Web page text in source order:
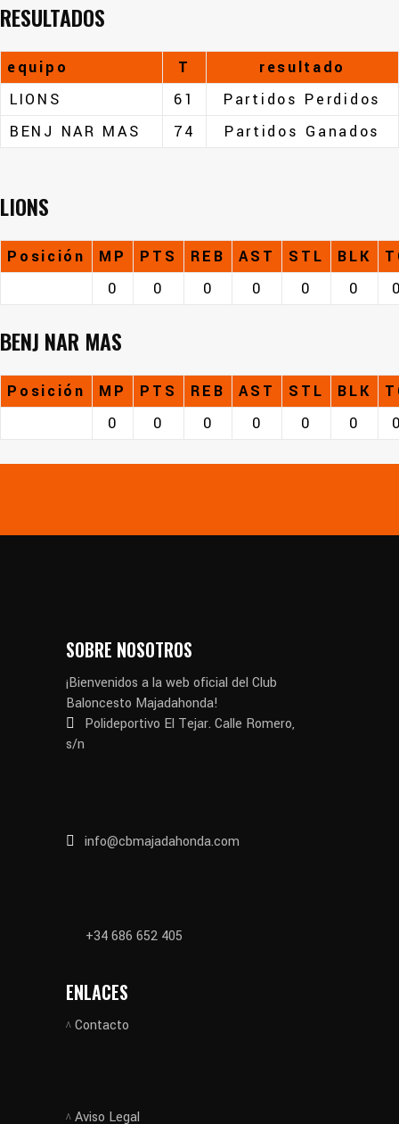
RESULTADOS
equipo T
resultado
LIONS
61
Partidos Perdidos
BENJ NAR MAS
74 Partidos Ganados
LIONS
Posición MP PTS REB AST STL BLK
0
0 0 0 0 0
BENJ NAR MAS
Posición MP PTS REB AST STL BLK
0
0 0 0 0 0
SOBRE NOSOTROS
¡Bienvenidos a la web oficial del Club
Baloncesto Majadahonda!
Polideportivo El Tejar. Calle Romero,
s/n
info@cbmajadahonda.com
+34 686 652 405
ENLACES
Contacto
Aviso Legal